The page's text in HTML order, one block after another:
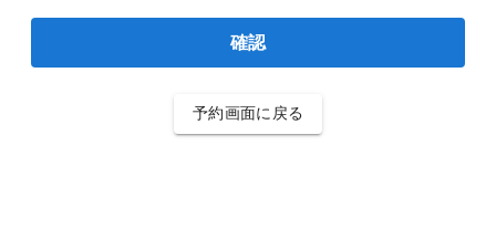
確認
予約画面に戻る